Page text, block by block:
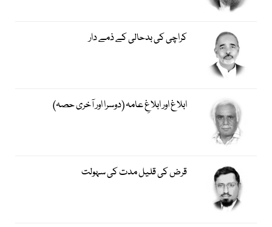
کراچی کی بدحالی کے ذمے دار
ابلاغ اور ابلاغِ عامہ (دوسرا اور آخری حصہ)
قرض کی قلیل مدت کی سہولت